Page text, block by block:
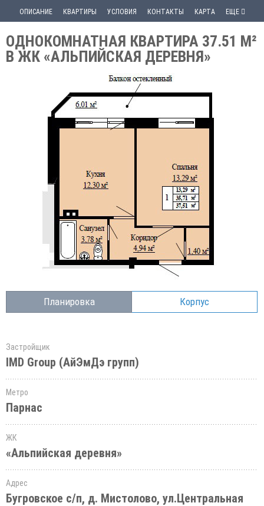
ОПИСАНИЕ КВАРТИРЫ УСЛОВИЯ КОНТАКТЫ КАРТА ЕЩЕ
ОДНОКОМНАТНАЯ КВАРТИРА 37.51 М²
В ЖК «АЛЬПИЙСКАЯ ДЕРЕВНЯ»
Планировка Корпус
Застройщик
IMD Group (АйЭмДэ групп)
Метро
Парнас
ЖК
«Альпийская деревня»
Адрес
Бугровское с/п, д. Мистолово, ул.Центральная